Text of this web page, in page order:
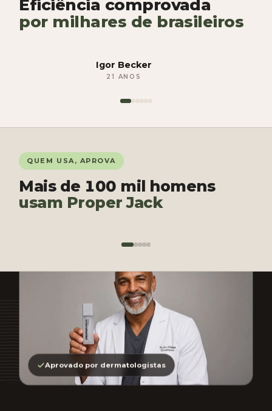
Eficiência comprovada
por milhares de brasileiros
Igor Becker
21 ANOS
QUEM USA, APROVA
Mais de 100 mil homens
usam Proper Jack
Aprovado por dermatologistas